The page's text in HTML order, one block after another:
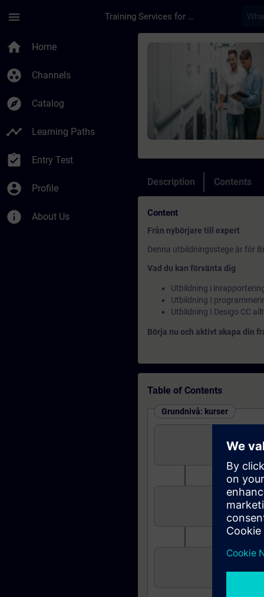
menu Training Services for Digital Industries
home Home
group_work Channels
explore Catalog
timeline Learning Paths
assignment_turned_in Entry Test
account_circle Profile
info About Us
Course -
Description Contents
Content
Från nybörjare till expert
Denna utbildningsstege är för
Vad du kan förvänta dig
Utbildning i
Utbildning I
Utbildning I Desigo CC
Börja nu och aktivt skapa din
Table of Contents
Grundnivå: kurser